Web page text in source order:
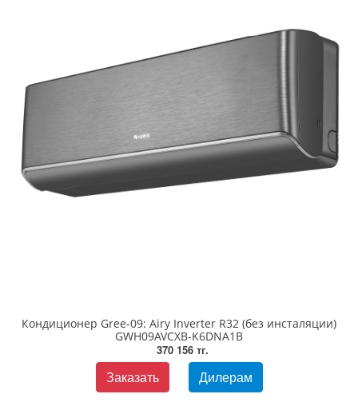
Кондиционер Gree-09: Airy Inverter R32 (без инсталяции)
GWH09AVCXB-K6DNA1B
370 156 тг.
Заказать Дилерам